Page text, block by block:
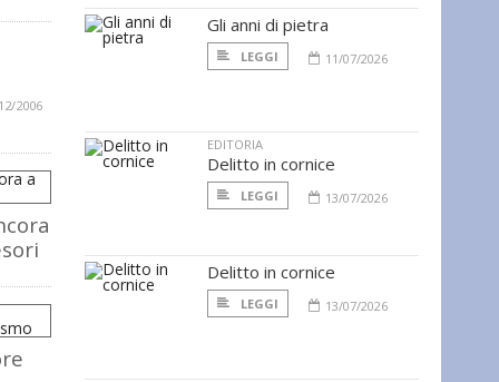
2006
Gli anni di pietra
LEGGI 11/07/2026
EDITORIA
Delitto in cornice
LEGGI 13/07/2026
Delitto in cornice
LEGGI 13/07/2026